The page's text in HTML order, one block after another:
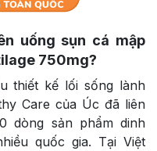
uống sụn cá mập
750mg?
thiết kế lối sống lành
Care của Úc đã liên
dòng sản phẩm dinh
quốc gia. Tại Việt